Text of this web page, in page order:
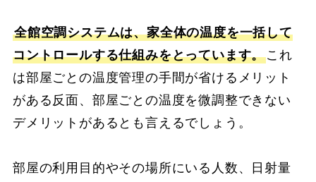
全館空調システムは、家全体の温度を一括して
コントロールする仕組みをとっています。これ
は部屋ごとの温度管理の手間が省けるメリット
がある反面、部屋ごとの温度を微調整できない
デメリットがあるとも言えるでしょう。
部屋の利用目的やその場所にいる人数、日射量